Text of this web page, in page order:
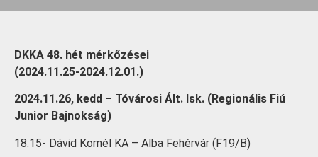
DKKA 48. hét mérkőzései
(2024.11.25-2024.12.01.)
2024.11.26, kedd – Tóvárosi Ált. Isk. (Regionális Fiú
Junior Bajnokság)
18.15- Dávid Kornél KA – Alba Fehérvár (F19/B)